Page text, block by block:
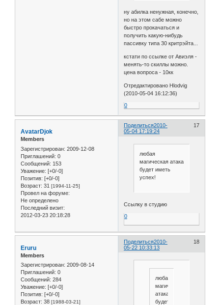
ну абилка ненужная, конечно,
но на этом сабе можно
быстро прокачаться и
получить какую-нибудь
пассивку типа 30 критрэйта...
кстати по ссылке от Авиэля -
менять-то скиллы можно.
цена вопроса - 10кк
Отредактировано Hlodvig
(2010-05-04 16:12:36)
0
Поделиться 17
2010-
05-04 17:19:24
AvatarDjok
Members
Зарегистрирован: 2009-12-08
Приглашений: 0
Сообщений: 153
Уважение: [+0/-0]
Позитив: [+0/-0]
Возраст: 31 [1994-11-25]
Провел на форуме:
Не определено
Последний визит:
2012-03-23 20:18:28
любая
магическая атака
будет иметь
успех!
Ссылку в студию
0
Поделиться 18
2010-
05-22 10:33:13
Eruru
Members
Зарегистрирован: 2009-08-14
Приглашений: 0
Сообщений: 284
Уважение: [+0/-0]
Позитив: [+0/-0]
Возраст: 38 [1988-03-21]
любая
магическая
атака
будет